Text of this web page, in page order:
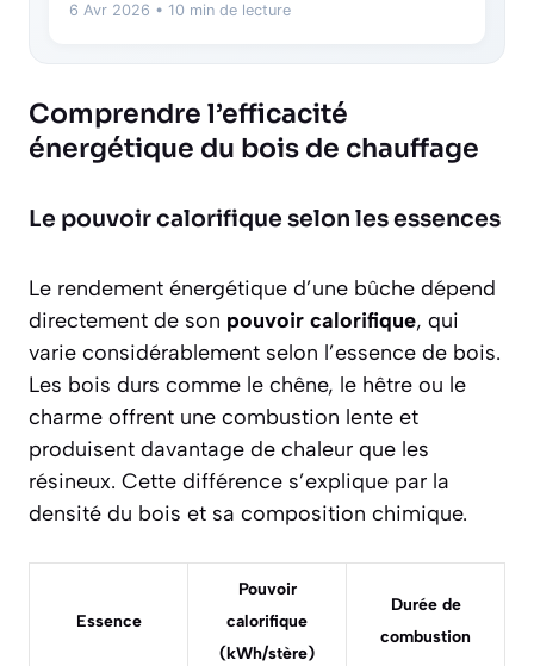
6 Avr 2026 • 10 min de lecture
Comprendre l’efficacité
énergétique du bois de chauffage
Le pouvoir calorifique selon les essences
Le rendement énergétique d’une bûche dépend
directement de son pouvoir calorifique, qui
varie considérablement selon l’essence de bois.
Les bois durs comme le chêne, le hêtre ou le
charme offrent une combustion lente et
produisent davantage de chaleur que les
résineux. Cette différence s’explique par la
densité du bois et sa composition chimique.
Essence
Pouvoir
calorifique
(kWh/stère)
Durée de
combustion